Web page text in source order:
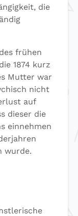
die
frühen
1874 kurz
Mutter war
nicht
auf
dieser die
einnehmen
wurde.